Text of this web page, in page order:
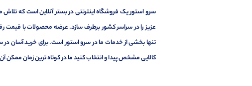
سرو استور یک فروشگاه اینترنتی در بستر آنلاین است که تلاش
عزیز را در سراسر کشور برطرف سازد. عرضه محصولات با قیمت
تنها بخشی از خدمات ما در سرو استور است. برای خرید آسان
کالایی مشخص پیدا و انتخاب کنید ما در کوتاه ترین زمان ممکن